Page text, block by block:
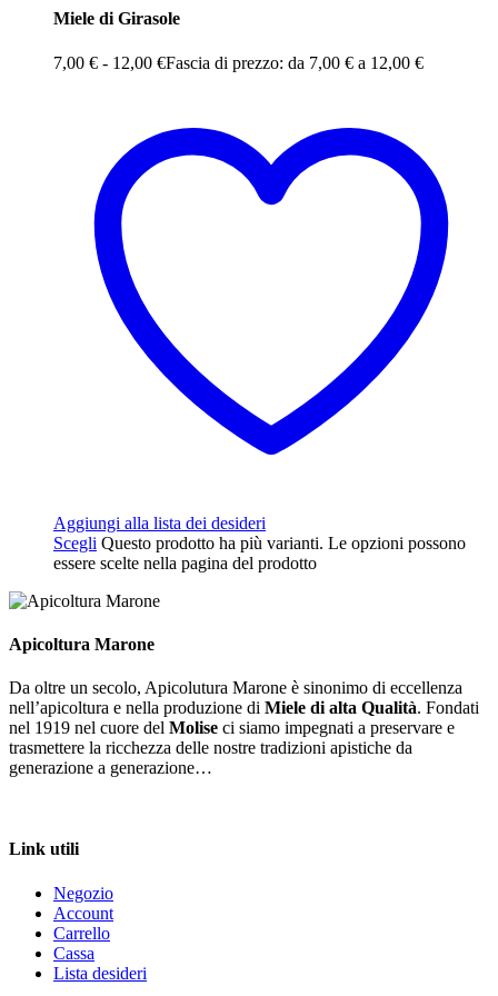
Miele di Girasole
7,00 € - 12,00 €Fascia di prezzo: da 7,00 € a 12,00 €
Aggiungi alla lista dei desideri
Scegli Questo prodotto ha più varianti. Le opzioni possono
essere scelte nella pagina del prodotto
Apicoltura Marone
Da oltre un secolo, Apicolutura Marone è sinonimo di eccellenza
nell’apicoltura e nella produzione di Miele di alta Qualità. Fondati
nel 1919 nel cuore del Molise ci siamo impegnati a preservare e
trasmettere la ricchezza delle nostre tradizioni apistiche da
generazione a generazione…
Link utili
Negozio
Account
Carrello
Cassa
Lista desideri